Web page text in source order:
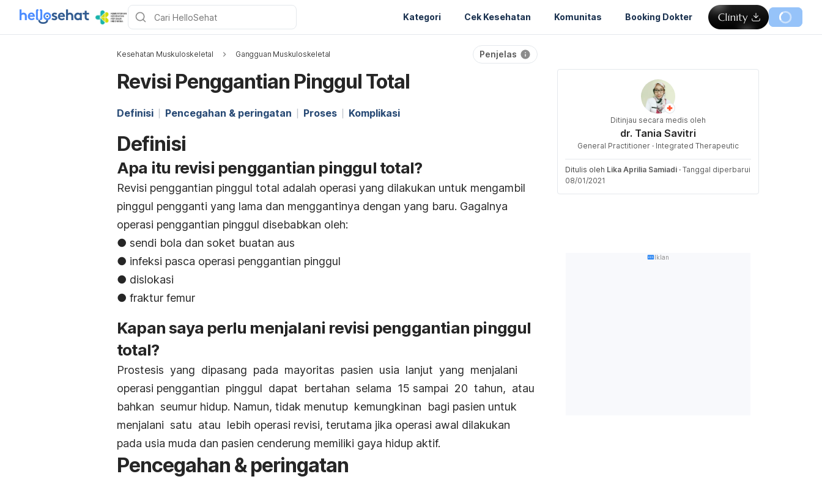
Kategori Cek Kesehatan Komunitas Booking Dokter
Kesehatan Muskuloskeletal Gangguan Muskuloskeletal Penjelas
Revisi Penggantian Pinggul Total
Definisi Pencegahan & peringatan Proses Komplikasi
Definisi
Apa itu revisi penggantian pinggul total?
Revisi penggantian pinggul total adalah operasi yang dilakukan untuk mengambil
pinggul pengganti yang lama dan menggantinya dengan yang baru. Gagalnya
operasi penggantian pinggul disebabkan oleh:
● sendi bola dan soket buatan aus
● infeksi pasca operasi penggantian pinggul
● dislokasi
● fraktur femur
Kapan saya perlu menjalani revisi penggantian pinggul
total?
Prostesis yang dipasang pada mayoritas pasien usia lanjut yang menjalani
operasi penggantian pinggul dapat bertahan selama 15 sampai 20 tahun, atau
bahkan seumur hidup. Namun, tidak menutup kemungkinan bagi pasien untuk
menjalani satu atau lebih operasi revisi, terutama jika operasi awal dilakukan
pada usia muda dan pasien cenderung memiliki gaya hidup aktif.
Pencegahan & peringatan
Ditinjau secara medis oleh
dr. Tania Savitri
General Practitioner · Integrated Therapeutic
Ditulis oleh Lika Aprilia Samiadi · Tanggal diperbarui
08/01/2021
Iklan